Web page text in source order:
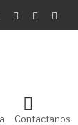
Contactanos